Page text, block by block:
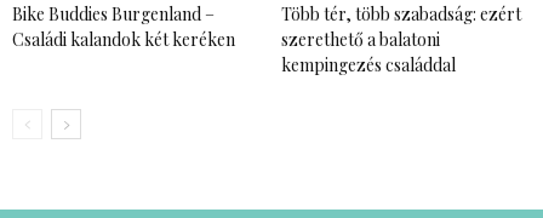
Bike Buddies Burgenland –
Családi kalandok két keréken
Több tér, több szabadság: ezért
szerethető a balatoni
kempingezés családdal